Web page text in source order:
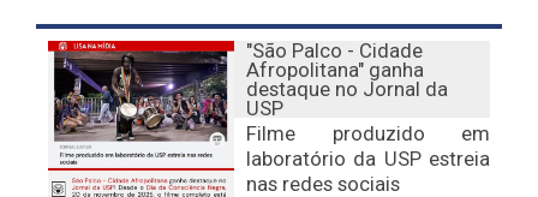
"São Palco - Cidade
Afropolitana" ganha
destaque no Jornal da
USP
Filme produzido em
laboratório da USP estreia
nas redes sociais